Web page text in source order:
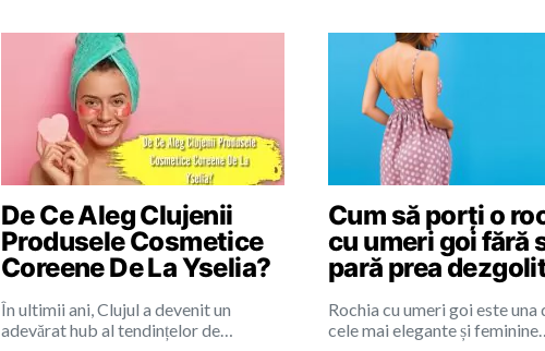
De Ce Aleg Clujenii
Produsele Cosmetice
Coreene De La Yselia?
În ultimii ani, Clujul a devenit un
adevărat hub al tendințelor de…
Cum să porți o
cu umeri goi fără
pară prea
Rochia cu umeri goi este una
cele mai elegante și